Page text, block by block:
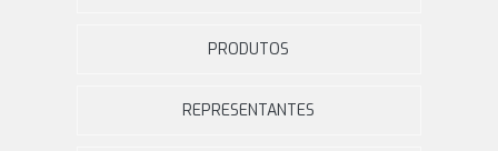
PRODUTOS
REPRESENTANTES